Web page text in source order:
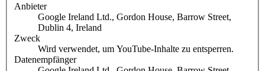
Anbieter
Google Ireland Ltd., Gordon House, Barrow Street,
Dublin 4, Ireland
Zweck
Wird verwendet, um YouTube-Inhalte zu entsperren.
Datenempfänger